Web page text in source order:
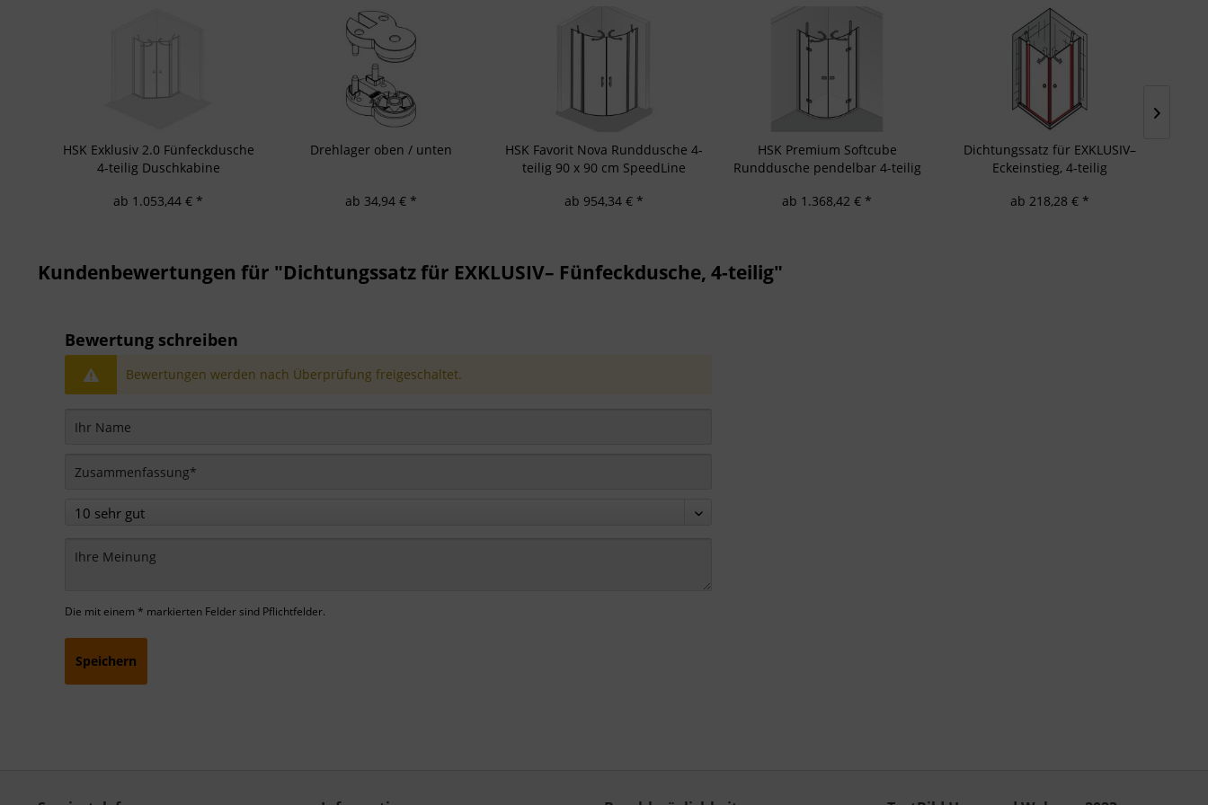
HSK Exklusiv 2.0 Fünfeckdusche
4-teilig Duschkabine
ab 1.053,44 € *
Drehlager oben / unten
ab 34,94 € *
HSK Favorit Nova Runddusche 4-
teilig 90 x 90 cm SpeedLine
ab 954,34 € *
HSK Premium Softcube
Runddusche pendelbar 4-teilig
ab 1.368,42 € *
Dichtungssatz für EXKLUSIV–
Eckeinstieg, 4-teilig
ab 218,28 € *
Kundenbewertungen für "Dichtungssatz für EXKLUSIV– Fünfeckdusche, 4-teilig"
Bewertung schreiben
Bewertungen werden nach Überprüfung freigeschaltet.
Die mit einem * markierten Felder sind Pflichtfelder.
Speichern